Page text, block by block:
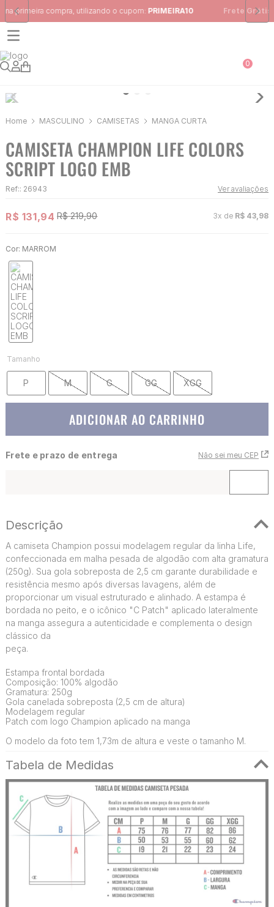
Frete Grátispara região Sudeste em pedidos acima de R$ 399,00
0
MASCULINO CAMISETAS MANGA CURTA
CAMISETA CHAMPION LIFE COLORS
SCRIPT LOGO EMB
Ref:: 26943 Ver avaliações
R$ 131,94 R$ 219,90 3x de R$ 43 98
Cor: MARROM
Tamanho
P M G GG XGG
ADICIONAR AO CARRINHO
Frete e prazo de entrega Não sei meu CEP
Descrição
A camiseta Champion possui modelagem regular da linha Life,
confeccionada em malha pesada de algodão com alta gramatura
(250g). Sua gola sobreposta de 2,5 cm garante durabilidade e
resistência mesmo após diversas lavagens, além de
proporcionar um visual estruturado e alinhado. A estampa é
bordada no peito, e o icônico "C Patch" aplicado lateralmente
na manga assegura a autenticidade e complementa o design
clássico da
peça.
Estampa frontal bordada
Composição: 100% algodão
Gramatura: 250g
Gola canelada sobreposta (2,5 cm de altura)
Modelagem regular
Patch com logo Champion aplicado na manga
O modelo da foto tem 1,73m de altura e veste o tamanho M.
Tabela de Medidas